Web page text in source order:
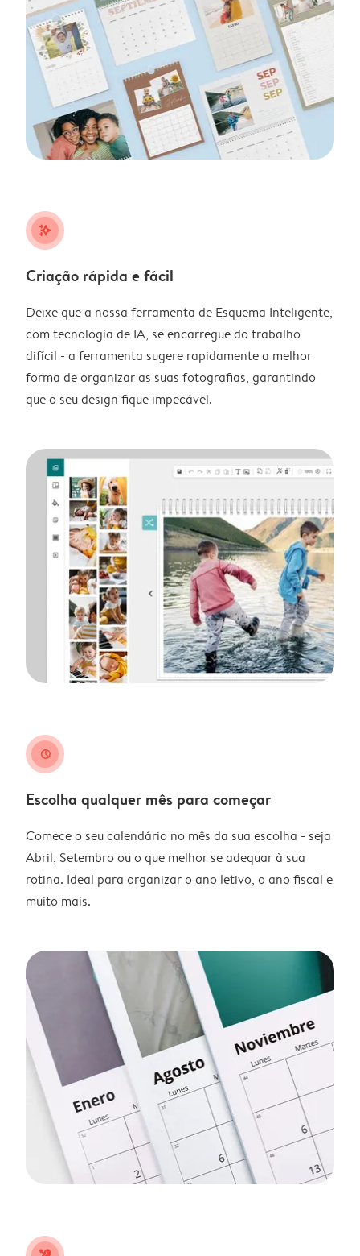
stars_plus
Criação rápida e fácil
Deixe que a nossa ferramenta de Esquema Inteligente,
com tecnologia de IA, se encarregue do trabalho
difícil - a ferramenta sugere rapidamente a melhor
forma de organizar as suas fotografias, garantindo
que o seu design fique impecável.
clock
Escolha qualquer mês para começar
Comece o seu calendário no mês da sua escolha - seja
Abril, Setembro ou o que melhor se adequar à sua
rotina. Ideal para organizar o ano letivo, o ano fiscal e
muito mais.